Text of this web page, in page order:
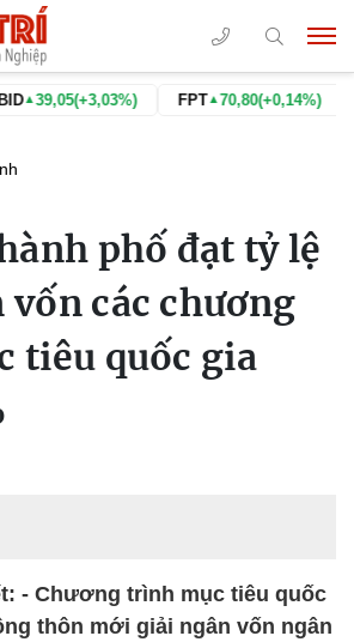
(+3,03%) FPT 70,80(+0,14%) GAS
phố đạt tỷ lệ
vốn các chương
tiêu quốc gia
- Chương trình mục tiêu quốc
thôn mới giải ngân vốn ngân